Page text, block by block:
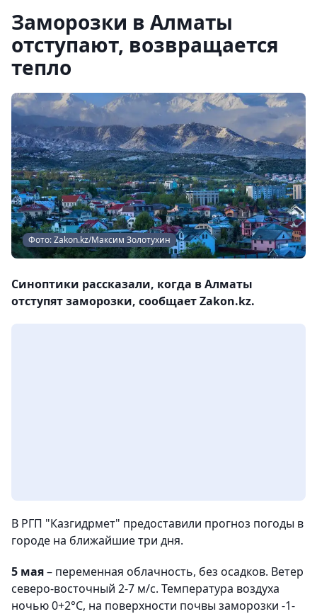
Заморозки в Алматы
отступают, возвращается
тепло
Фото: Zakon.kz/Максим Золотухин
Синоптики рассказали, когда в Алматы
отступят заморозки, сообщает Zakon.kz.
В РГП "Казгидрмет" предоставили прогноз погоды в
городе на ближайшие три дня.
5 мая– переменная облачность, без осадков. Ветер
северо-восточный 2-7 м/с. Температура воздуха
ночью 0+2°С, на поверхности почвы заморозки -1-